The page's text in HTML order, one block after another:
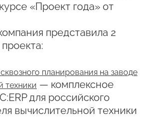
«Проект года» от
представила 2
планирования на заводе
техники — комплексное
для российского
вычислительной техники